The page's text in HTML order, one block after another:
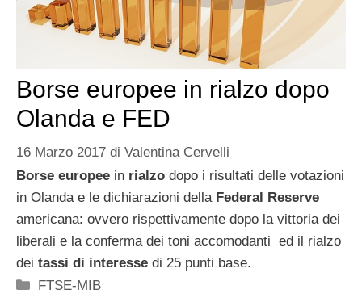
Borse europee in rialzo dopo
Olanda e FED
16 Marzo 2017 di Valentina Cervelli
Borse europee in rialzo dopo i risultati delle votazioni
in Olanda e le dichiarazioni della Federal Reserve
americana: ovvero rispettivamente dopo la vittoria dei
liberali e la conferma dei toni accomodanti ed il rialzo
dei tassi di interesse di 25 punti base.
Categorie
FTSE-MIB